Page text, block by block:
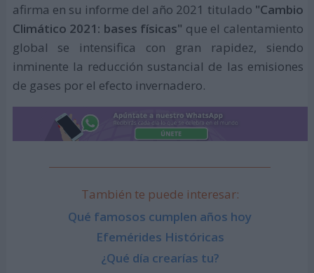
afirma en su informe del año 2021 titulado "Cambio
Climático 2021: bases físicas" que el calentamiento
global se intensifica con gran rapidez, siendo
inminente la reducción sustancial de las emisiones
de gases por el efecto invernadero.
También te puede interesar:
Qué famosos cumplen años hoy
Efemérides Históricas
¿Qué día crearías tu?